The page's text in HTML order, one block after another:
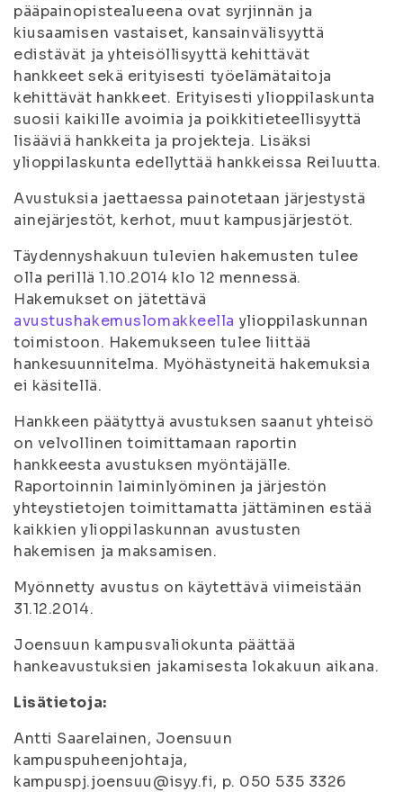
pääpainopistealueena ovat syrjinnän ja
kiusaamisen vastaiset, kansainvälisyyttä
edistävät ja yhteisöllisyyttä kehittävät
hankkeet sekä erityisesti työelämätaitoja
kehittävät hankkeet. Erityisesti ylioppilaskunta
suosii kaikille avoimia ja poikkitieteellisyyttä
lisääviä hankkeita ja projekteja. Lisäksi
ylioppilaskunta edellyttää hankkeissa Reiluutta.
Avustuksia jaettaessa painotetaan järjestystä
ainejärjestöt, kerhot, muut kampusjärjestöt.
Täydennyshakuun tulevien hakemusten tulee
olla perillä 1.10.2014 klo 12 mennessä.
Hakemukset on jätettävä
avustushakemuslomakkeella ylioppilaskunnan
toimistoon. Hakemukseen tulee liittää
hankesuunnitelma. Myöhästyneitä hakemuksia
ei käsitellä.
Hankkeen päätyttyä avustuksen saanut yhteisö
on velvollinen toimittamaan raportin
hankkeesta avustuksen myöntäjälle.
Raportoinnin laiminlyöminen ja järjestön
yhteystietojen toimittamatta jättäminen estää
kaikkien ylioppilaskunnan avustusten
hakemisen ja maksamisen.
Myönnetty avustus on käytettävä viimeistään
31.12.2014.
Joensuun kampusvaliokunta päättää
hankeavustuksien jakamisesta lokakuun aikana.
Lisätietoja:
Antti Saarelainen, Joensuun
kampuspuheenjohtaja,
kampuspj.joensuu@isyy.fi, p. 050 535 3326